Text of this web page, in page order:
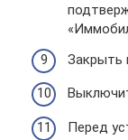
Закрыть
Перед